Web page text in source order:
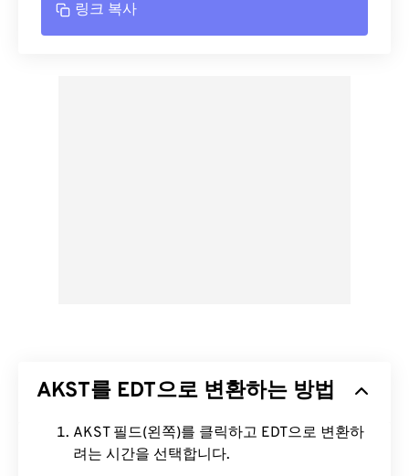
링크 복사
AKST를 EDT으로 변환하는 방법
AKST 필드(왼쪽)를 클릭하고 EDT으로 변환하
려는 시간을 선택합니다.